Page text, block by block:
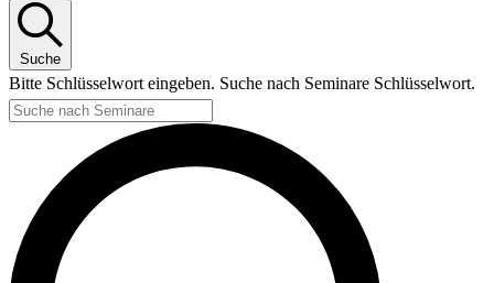
Suche
Bitte Schlüsselwort eingeben. Suche nach Seminare Schlüsselwort.